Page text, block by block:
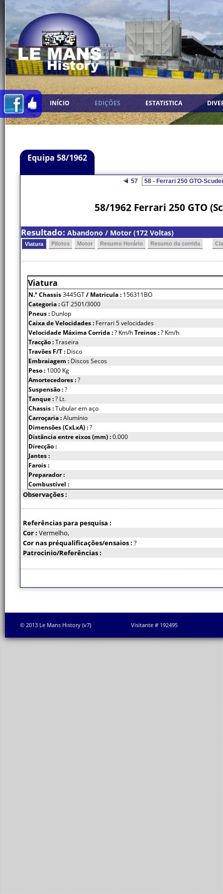
INÍCIO EDIÇÕES ESTATISTICA
Equipa 58/1962
57
58/1962 Ferrari 250 GTO
Resultado: Abandono / Motor (172 Voltas)
Viatura Pilotos Motor Resumo Horário Resumo da corrida
Viatura
N.º Chassis3445GT/ Matricula : 156311BO
Categoria :GT 2501/3000
Pneus : Dunlop
Caixa de Velocidades : Ferrari 5 velocidades
Velocidade Máxima Corrida :? Km/hTreinos :? Km/h
Tracção :Traseira
Travões F/T : Disco
Embraiagem : Discos Secos
Peso : 1000 Kg
Amortecedores :?
Suspensão :?
Tanque :? Lt.
Chassis :Tubular em aço
Carroçaria :Alumínio
Dimensões (CxLxA) :?
Distância entre eixos (mm) :0.000
Direcção :
Jantes :
Farois :
Preparador :
Combustível :
Observações :
Referências para pesquisa :
Cor : Vermelho,
Cor nas préqualificações/ensaios : ?
Patrocinio/Referências :
© 2013 Le Mans History (v7) Visitante # 192495